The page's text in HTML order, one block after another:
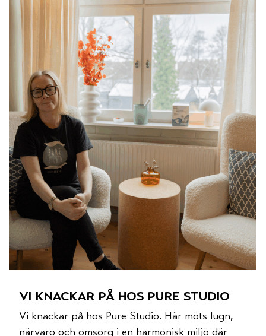
vi knackar på hos pure studio
Vi knackar på hos Pure Studio. Här möts lugn,
närvaro och omsorg i en harmonisk miljö där